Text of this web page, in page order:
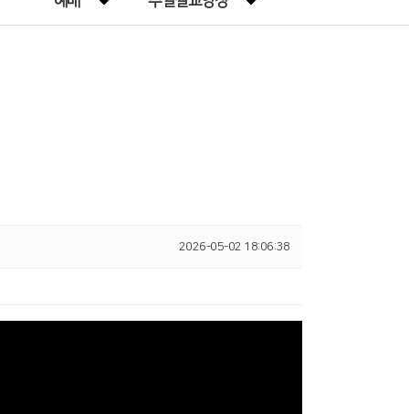
2026-05-02 18:06:38